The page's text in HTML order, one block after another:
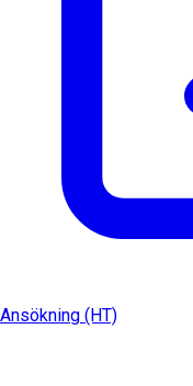
Ansökning (HT)